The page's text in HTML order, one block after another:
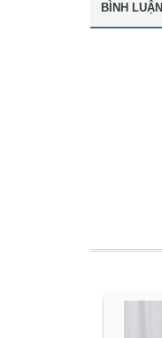
BÌNH LUẬN